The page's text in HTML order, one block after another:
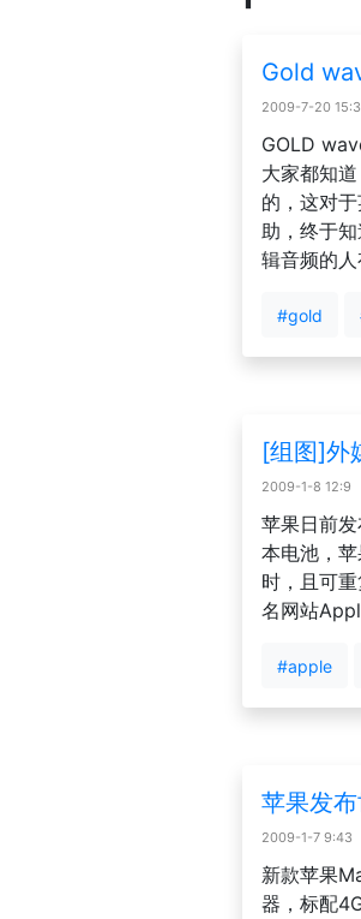
Gold
2009-7-20
GOLD
大家都知
的，这对
助，终于
辑音频的人
#gold
[组图]外
2009-1-8 12:9
苹果日前
本电池，
时，且可
名网站
#apple
苹果发
2009-1-7 9:43
新款苹果
器，标配